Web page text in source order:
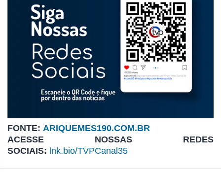
FONTE: ARIQUEMES190.COM.BR
ACESSE NOSSAS REDES
SOCIAIS: lnk.bio/TVPCanal35